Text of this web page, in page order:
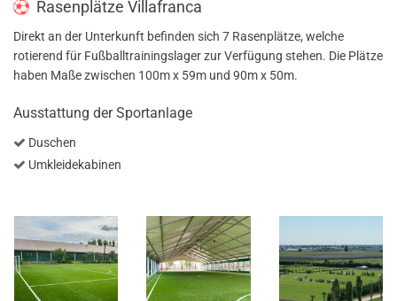
Rasenplätze Villafranca
Direkt an der Unterkunft befinden sich 7 Rasenplätze, welche
rotierend für Fußballtrainingslager zur Verfügung stehen. Die Plätze
haben Maße zwischen 100m x 59m und 90m x 50m.
Ausstattung der Sportanlage
Duschen
Umkleidekabinen